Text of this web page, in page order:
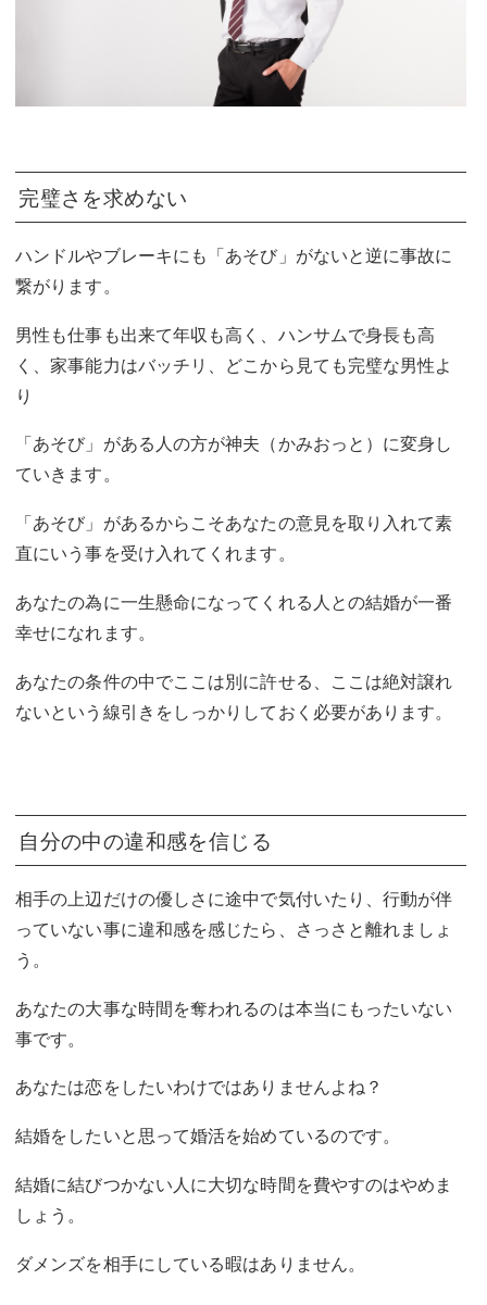
完璧さを求めない
ハンドルやブレーキにも「あそび」がないと逆に事故に
繋がります。
男性も仕事も出来て年収も高く、ハンサムで身長も高
く、家事能力はバッチリ、どこから見ても完璧な男性よ
り
「あそび」がある人の方が神夫（かみおっと）に変身し
ていきます。
「あそび」があるからこそあなたの意見を取り入れて素
直にいう事を受け入れてくれます。
あなたの為に一生懸命になってくれる人との結婚が一番
幸せになれます。
あなたの条件の中でここは別に許せる、ここは絶対譲れ
ないという線引きをしっかりしておく必要があります。
自分の中の違和感を信じる
相手の上辺だけの優しさに途中で気付いたり、行動が伴
っていない事に違和感を感じたら、さっさと離れましょ
う。
あなたの大事な時間を奪われるのは本当にもったいない
事です。
あなたは恋をしたいわけではありませんよね？
結婚をしたいと思って婚活を始めているのです。
結婚に結びつかない人に大切な時間を費やすのはやめま
しょう。
ダメンズを相手にしている暇はありません。